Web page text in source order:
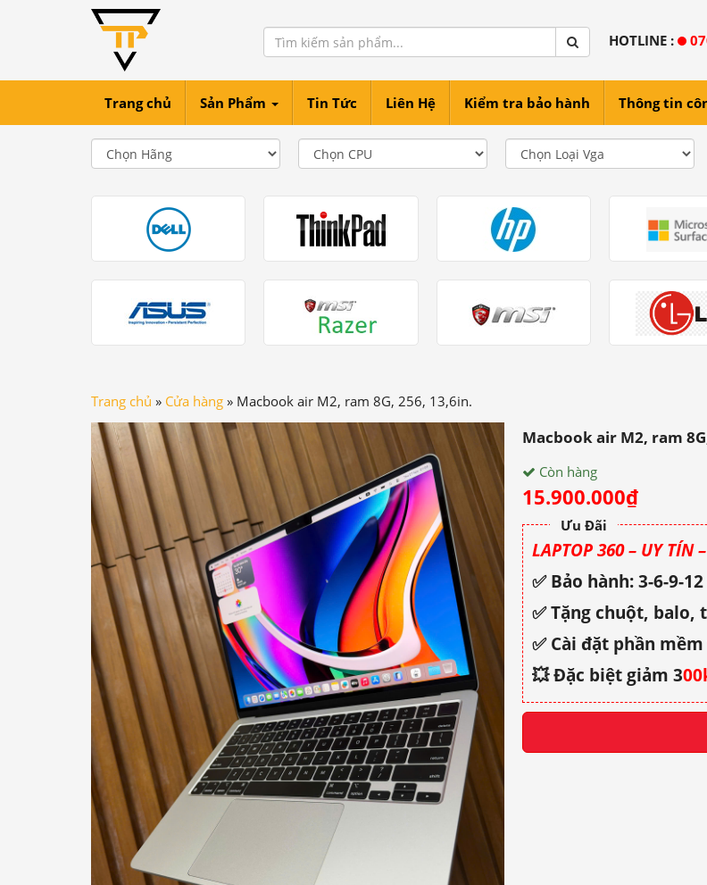
HOTLINE :
Trang chủ Sản Phẩm Tin Tức Liên Hệ Kiểm tra bảo hành Thông tin
Trang chủ » Cửa hàng » Macbook air M2, ram 8G, 256, 13,6in.
Macbook air M2, ram
Còn hàng
15.900.000₫
Ưu Đãi
LAPTOP 360 – UY TÍN
✅ Bảo hành: 3-6-9-
✅ Tặng chuột, balo,
✅ Cài đặt phần
💥 Đặc biệt giảm 3